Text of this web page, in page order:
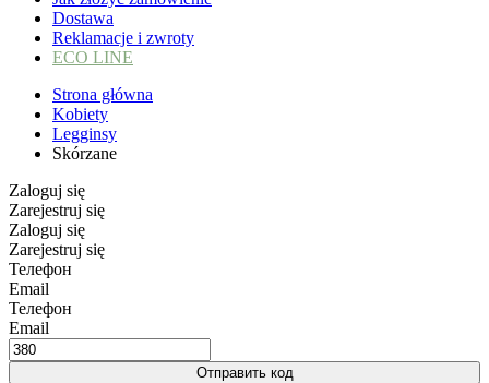
Dostawa
Reklamacje i zwroty
ECO LINE
Strona główna
Kobiety
Legginsy
Skórzane
Zaloguj się
Zarejestruj się
Zaloguj się
Zarejestruj się
Телефон
Email
Телефон
Email
Отправить код